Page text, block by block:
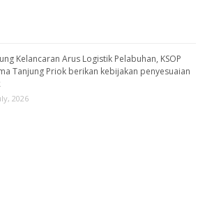
Kelancaran Arus Logistik Pelabuhan, KSOP
Tanjung Priok berikan kebijakan penyesuaian
2026